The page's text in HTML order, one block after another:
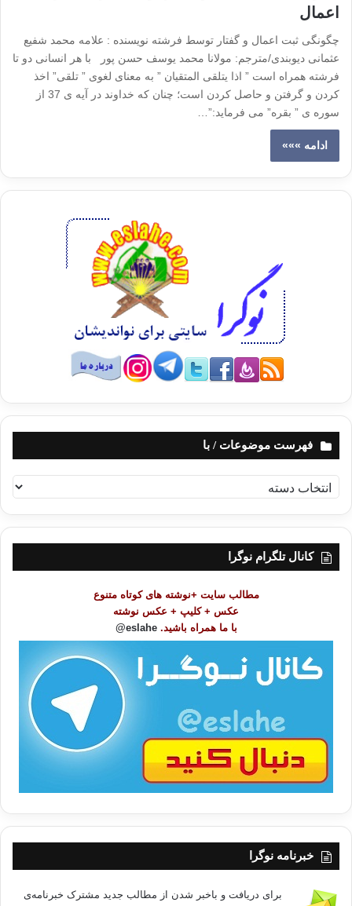
اعمال
چگونگی ثبت اعمال و گفتار توسط فرشته نویسنده : علامه محمد شفیع
عثمانی دیوبندی/مترجم: مولانا محمد یوسف حسن پور با هر انسانی دو تا
فرشته همراه است ” اذا یتلقی المتقیان ” به معنای لغوی ” تلقی” اخذ
کردن و گرفتن و حاصل کردن است؛ چنان که خداوند در آیه ی 37 از
سوره ی ” بقره” می فرماید:”…
ادامه »»»
فهرست موضوعات / با
ه
ر
کانال تلگرام نوگرا
مطالب سایت +نوشته های کوتاه متنوع
عکس + کلیپ + عکس نوشته
با ما همراه باشید. eslahe@
خبرنامه نوگرا
برای دریافت و باخبر شدن از مطالب جدید مشترک خبرنامه‌ی